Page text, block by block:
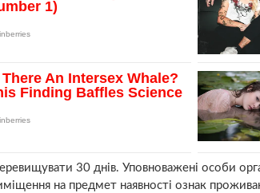
30 днів. Уповноважені особи
на предмет наявності ознак